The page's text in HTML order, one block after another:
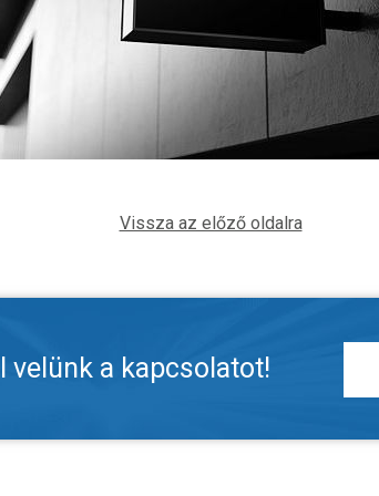
Vissza az előző oldalra
velünk a kapcsolatot!